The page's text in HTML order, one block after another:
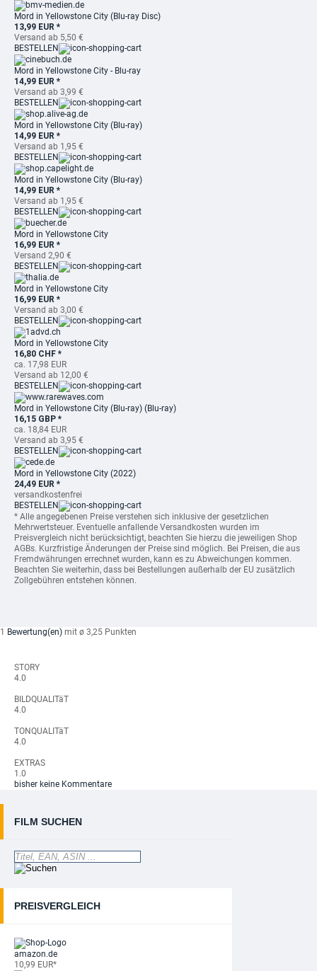
Mord in Yellowstone City (Blu-ray Disc)
13,99 EUR *
Versand ab 5,50 €
BESTELLEN
Mord in Yellowstone City - Blu-ray
14,99 EUR *
Versand ab 3,99 €
BESTELLEN
Mord in Yellowstone City (Blu-ray)
14,99 EUR *
Versand ab 1,95 €
BESTELLEN
Mord in Yellowstone City (Blu-ray)
14,99 EUR *
Versand ab 1,95 €
BESTELLEN
Mord in Yellowstone City
16,99 EUR *
Versand 2,90 €
BESTELLEN
Mord in Yellowstone City
16,99 EUR *
Versand ab 3,00 €
BESTELLEN
Mord in Yellowstone City
16,80 CHF *
ca. 17,98 EUR
Versand ab 12,00 €
BESTELLEN
Mord in Yellowstone City (Blu-ray) (Blu-ray)
16,15 GBP *
ca. 18,84 EUR
Versand ab 3,95 €
BESTELLEN
Mord in Yellowstone City (2022)
24,49 EUR *
versandkostenfrei
BESTELLEN
* Alle angegebenen Preise verstehen sich inklusive der gesetzlichen
Mehrwertsteuer. Eventuelle anfallende Versandkosten wurden im
Preisvergleich nicht berücksichtigt, beachten Sie hierzu die jeweiligen Shop
AGBs. Kurzfristige Änderungen der Preise sind möglich. Bei Preisen, die aus
Fremdwährungen errechnet wurden, kann es zu Abweichungen kommen.
Beachten Sie weiterhin, dass bei Bestellungen außerhalb der EU zusätzlich
Zollgebühren entstehen können.
1 Bewertung(en) mit ø 3,25 Punkten
STORY
4.0
BILDQUALITäT
4.0
TONQUALITäT
4.0
EXTRAS
1.0
bisher keine Kommentare
FILM SUCHEN
PREISVERGLEICH
amazon.de
10,99 EUR*